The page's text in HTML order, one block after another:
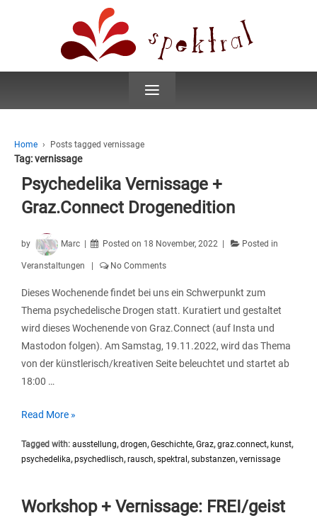
≡
Home › Posts tagged vernissage
Tag:vernissage
Psychedelika Vernissage +
Graz.Connect Drogenedition
by Marc Posted on 18 November, 2022 Posted in
Veranstaltungen No Comments
Dieses Wochenende findet bei uns ein Schwerpunkt zum
Thema psychedelische Drogen statt. Kuratiert und gestaltet
wird dieses Wochenende von Graz.Connect (auf Insta und
Mastodon folgen). Am Samstag, 19.11.2022, wird das Thema
von der künstlerisch/kreativen Seite beleuchtet und startet ab
18:00 …
Psychedelika
+
Graz.Connect
Read More »
Tagged with: ausstellung,drogen,Geschichte,Graz,graz.connect, kunst,
psychedelika,psychedlisch,rausch,spektral ,substanzen,vernissage
Workshop + Vernissage: FREI/geist